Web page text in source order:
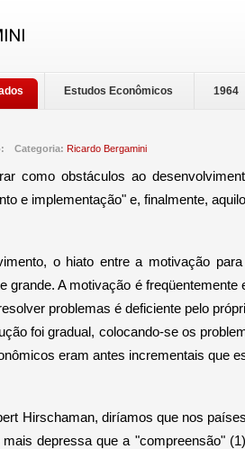
Estudos Econômicos 1964
Categoria: Ricardo Bergamini
como obstáculos ao
e implementação" e, finalmente,
o hiato entre a motivação
grande. A motivação é
problemas é deficiente pelo
foi gradual, colocando-se os
eram antes incrementais que
Hirschaman, diríamos que nos
depressa que a "compreensão"